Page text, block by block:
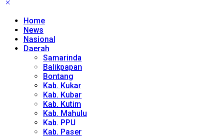
Home
News
Nasional
Daerah
Samarinda
Balikpapan
Bontang
Kab. Kukar
Kab. Kubar
Kab. Kutim
Kab. Mahulu
Kab. PPU
Kab. Paser